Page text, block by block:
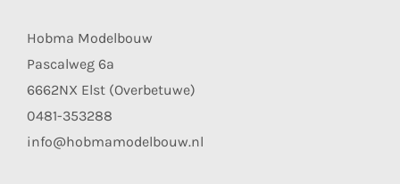
Hobma Modelbouw
Pascalweg 6a
6662NX Elst (Overbetuwe)
0481-353288
info@hobmamodelbouw.nl